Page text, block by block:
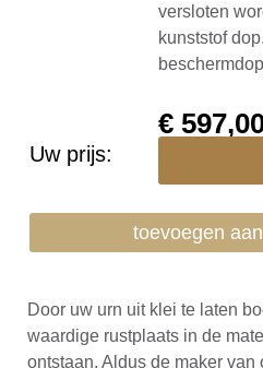
versloten
kunststof
Uw prijs:
€
toevoegen
Door uw urn uit klei te laten
waardige rustplaats in de
ontstaan. Aldus de maker van